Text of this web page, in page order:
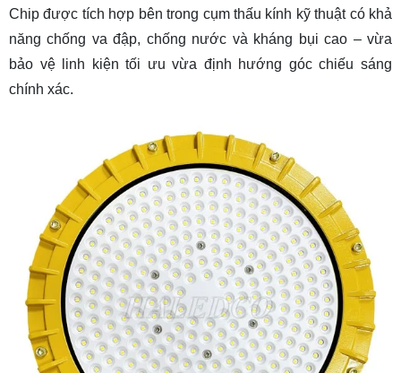
Chip được tích hợp bên trong cụm thấu kính kỹ thuật có khả
năng chống va đập, chống nước và kháng bụi cao – vừa
bảo vệ linh kiện tối ưu vừa định hướng góc chiếu sáng
chính xác.